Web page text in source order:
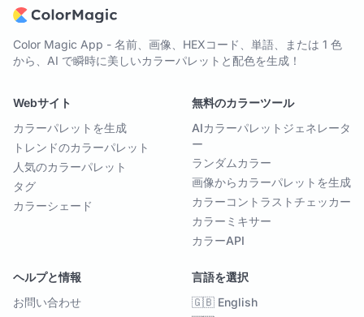
Color Magic App - 名前、画像、HEXコード、単語、または 1 色
から、AI で瞬時に美しいカラーパレットと配色を生成！
Webサイト
カラーパレットを生成
トレンドのカラーパレット
人気のカラーパレット
タグ
カラーシェード
無料のカラーツール
AIカラーパレットジェネレータ
ー
ランダムカラー
画像からカラーパレットを生成
カラーコントラストチェッカー
カラーミキサー
カラーAPI
ヘルプと情報
お問い合わせ
言語を選択
🇬🇧 English